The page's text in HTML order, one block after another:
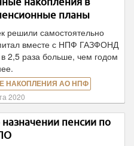
планы
решили самостоятельно
вместе с НПФ ГАЗФОНД
2,5 раза больше, чем годом
НАКОПЛЕНИЯ АО НПФ
2020
пенсии по